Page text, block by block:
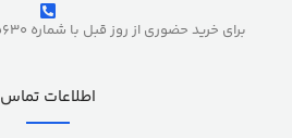
برای خرید حضوری از روز قبل با شماره 09192435630 هماهنگ کنید.
اطلاعات تماس